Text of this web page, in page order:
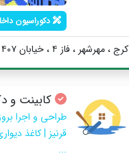
دکوراسیون
کرج ، مهرشهر ، فاز ۴ ، خیابان ۴۰۷ شرقی ،...
کابینت و
طراحی و اجرا
قرنیز | کاغذ
...